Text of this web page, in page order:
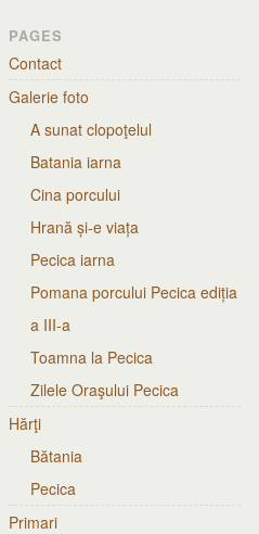
PAGES
Contact
Galerie foto
A sunat clopoţelul
Batania iarna
Cina porcului
Hrană și-e viața
Pecica iarna
Pomana porcului Pecica ediția
a III-a
Toamna la Pecica
Zilele Oraşului Pecica
Hărţi
Bătania
Pecica
Primari